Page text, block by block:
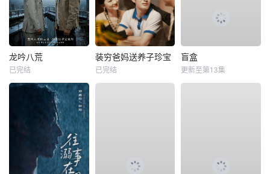
龙吟八荒
已完结
装穷爸妈送养子珍宝
已完结
盲盒
更新至第13集